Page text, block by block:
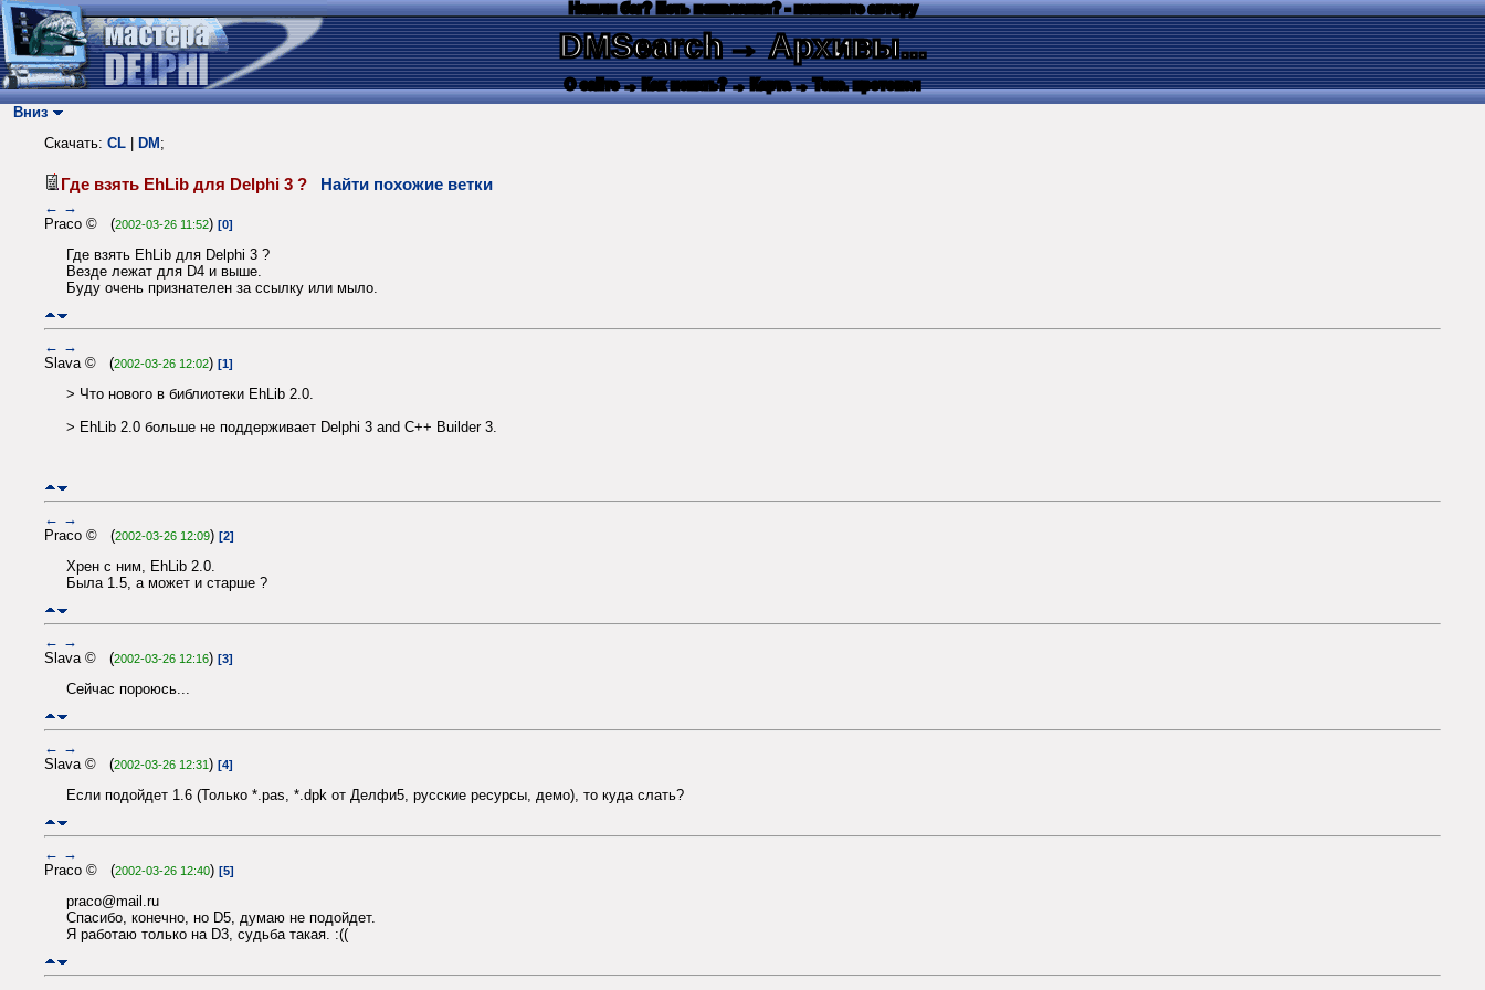
Нашли баг? Есть пожелания? - напишите автору
DMSearch→ Архивы...
О сайте → Как искать? → Карта → Текс. протокол
Вниз
Скачать: CL DM ;
Где взять EhLib для Delphi 3 ? Найти похожие ветки
← →
Praco © (2002-03-26 11:52) [0]
Где взять EhLib для Delphi 3 ?
Везде лежат для D4 и выше.
Буду очень признателен за ссылку или мыло.
← →
Slava © (2002-03-26 12:02) [1]
> Что нового в библиотеки EhLib 2.0.
> EhLib 2.0 больше не поддерживает Delphi 3 and C++ Builder 3.
← →
Praco © (2002-03-26 12:09) [2]
Хрен с ним, EhLib 2.0.
Была 1.5, а может и старше ?
← →
Slava © (2002-03-26 12:16) [3]
Сейчас пороюсь...
← →
Slava © (2002-03-26 12:31) [4]
Если подойдет 1.6 (Только *.pas, *.dpk от Делфи5, русские ресурсы, демо), то куда слать?
← →
Praco © (2002-03-26 12:40) [5]
praco@mail.ru
Спасибо, конечно, но D5, думаю не подойдет.
Я работаю только на D3, судьба такая. :((